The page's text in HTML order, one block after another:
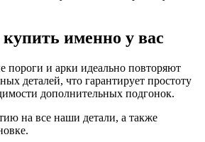
именно у вас
пороги и арки идеально повторяют
деталей, что гарантирует простоту
дополнительных подгонок.
на все наши детали, а также